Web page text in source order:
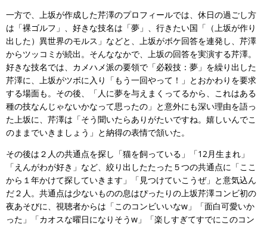
一方で、上坂が作成した芹澤のプロフィールでは、休日の過ごし方
は「裸ゴルフ」、好きな技名は「夢」、行きたい国「（上坂が作り
出した）異世界のモルス」などと、上坂がボケ回答を連発し、芹澤
からツッコミが続出。そんななかで、上坂の回答を実演する芹澤。
好きな技名では、カメハメ派の要領で「必殺技：夢」を繰り出した
芹澤に、上坂がツボに入り「もう一回やって！」とおかわりを要求
する場面も。その後、「人に夢を与えまくってるから、これはある
種の技なんじゃないかなって思ったの」と意外にも深い理由を語っ
た上坂に、芹澤は「そう聞いたらありがたいですね。嬉しいんでこ
のままでいきましょう」と納得の表情で頷いた。
その後は２人の共通点を探し「猫を飼っている」「12月生まれ」
「えんがわが好き」など、絞り出したたった５つの共通点に「ここ
から１年かけて探していきます」「見つけていこうぜ」と意気込ん
だ２人。共通点は少ないものの息はぴったりの上坂芹澤コンビ初の
夜あそびに、視聴者からは「このコンビいいなw」「面白可愛いか
った」「カオスな曜日になりそうw」「楽しすぎてすでにこのコン